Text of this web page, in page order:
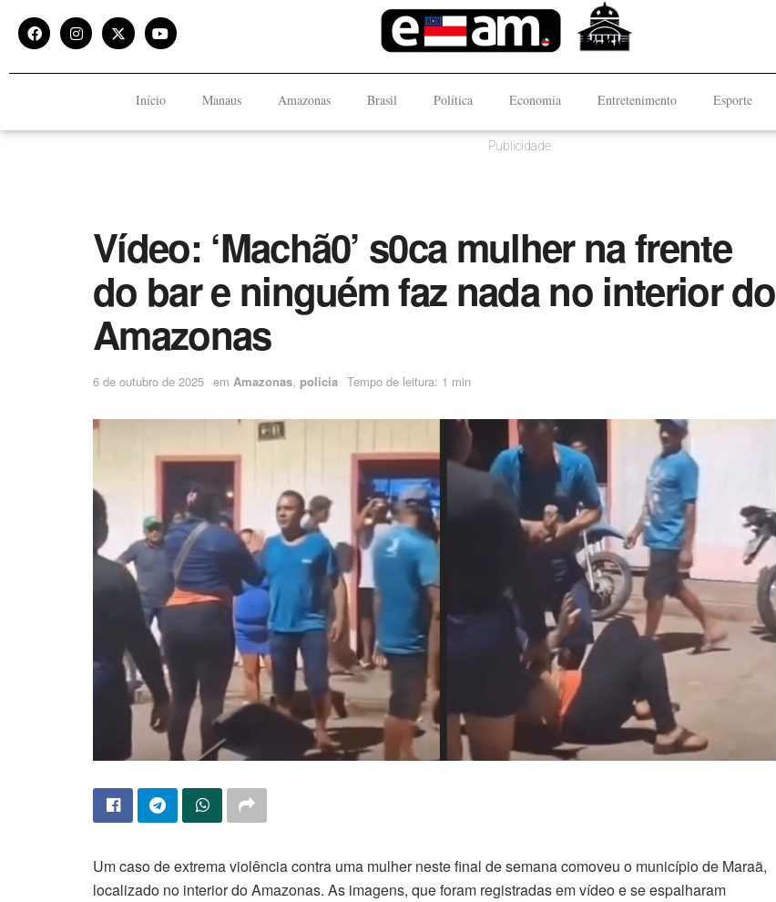
Início Manaus Amazonas Brasil Política Economia Entretenimento Esporte
Publicidade
Vídeo: ‘Machã0’ s0ca mulher na frente
do bar e ninguém faz nada no interior do
Amazonas
6 de outubro de 2025 em Amazonas, polícia Tempo de leitura: 1 min
Um caso de extrema violência contra uma mulher neste final de semana comoveu o município de Maraã,
localizado no interior do Amazonas. As imagens, que foram registradas em vídeo e se espalharam